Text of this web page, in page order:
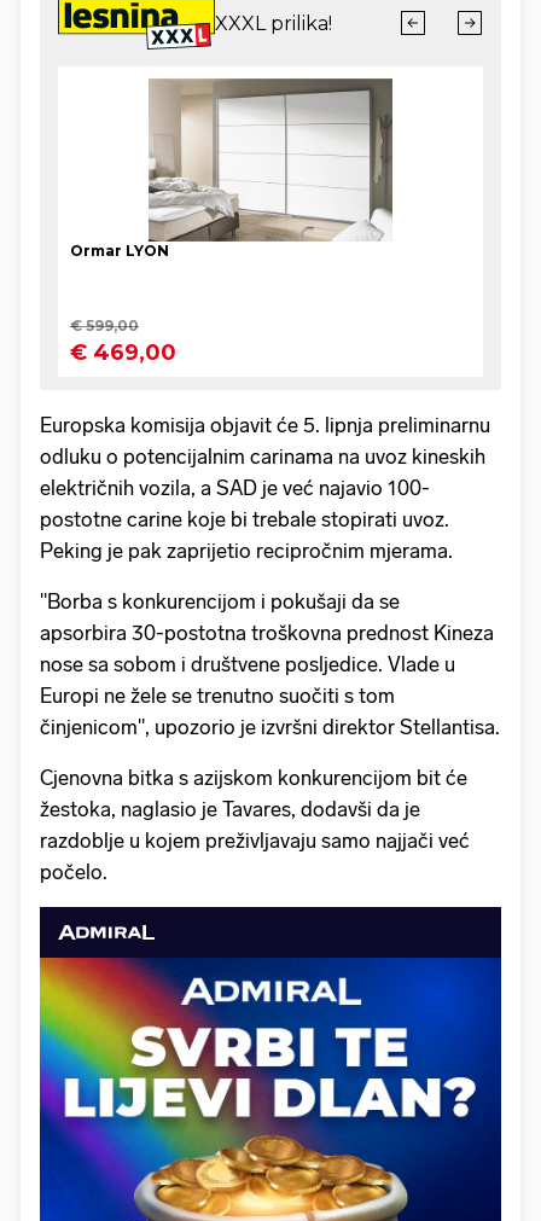
Europska komisija objavit će 5. lipnja preliminarnu
odluku o potencijalnim carinama na uvoz kineskih
električnih vozila, a SAD je već najavio 100-
postotne carine koje bi trebale stopirati uvoz.
Peking je pak zaprijetio recipročnim mjerama.
"Borba s konkurencijom i pokušaji da se
apsorbira 30-postotna troškovna prednost Kineza
nose sa sobom i društvene posljedice. Vlade u
Europi ne žele se trenutno suočiti s tom
činjenicom", upozorio je izvršni direktor Stellantisa.
Cjenovna bitka s azijskom konkurencijom bit će
žestoka, naglasio je Tavares, dodavši da je
razdoblje u kojem preživljavaju samo najjači već
počelo.